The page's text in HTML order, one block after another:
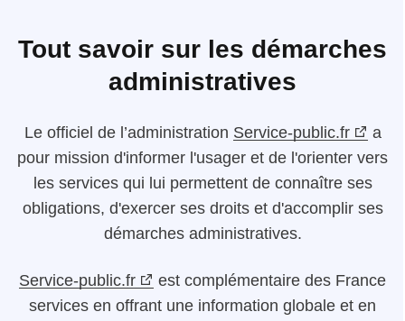
Tout savoir sur les démarches
administratives
Le officiel de l’administration Service-public.fr
a
pour mission d'informer l'usager et de l'orienter vers
les services qui lui permettent de connaître ses
obligations, d'exercer ses droits et d'accomplir ses
démarches administratives.
Service-public.fr
est complémentaire des France
services en offrant une information globale et en